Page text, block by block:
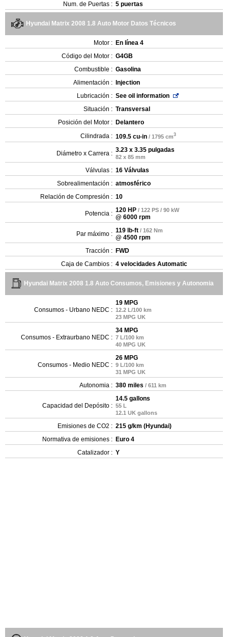
Num. de Puertas : 5 puertas
Hyundai Matrix 2008 1.8 Auto Motor Datos Técnicos
Motor : En línea 4
Código del Motor : G4GB
Combustible : Gasolina
Alimentación :
Injection
Lubricación : See oil information
Situación : Transversal
Posición del Motor : Delantero
Cilindrada : 109.5 cu-in / 1795 cm3
Diámetro x Carrera : 3.23 x 3.35 pulgadas
82 x 85 mm
Válvulas : 16 Válvulas
Sobrealimentación : atmosférico
Relación de Compresión : 10
Potencia : 120 HP / 122 PS / 90 kW
@ 6000 rpm
Par máximo : 119 lb-ft / 162 Nm
@ 4500 rpm
Tracción : FWD
Caja de Cambios : 4 velocidades Automatic
Hyundai Matrix 2008 1.8 Auto Consumos, Emisiones y Autonomia
Consumos - Urbano NEDC :
19 MPG
12.2 L/100 km
23 MPG UK
Consumos - Extraurbano NEDC :
34 MPG
7 L/100 km
40 MPG UK
Consumos - Medio NEDC :
26 MPG
9 L/100 km
31 MPG UK
Autonomia : 380 miles / 611 km
Capacidad del Depósito :
14.5 gallons
55 L
12.1 UK gallons
Emisiones de CO2 : 215 g/km (Hyundai)
Normativa de emisiones : Euro 4
Catalizador : Y